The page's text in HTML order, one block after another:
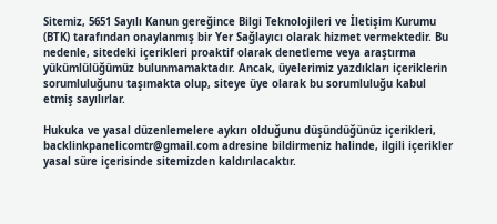
Sitemiz, 5651 Sayılı Kanun gereğince Bilgi Teknolojileri ve İletişim Kurumu
(BTK) tarafından onaylanmış bir Yer Sağlayıcı olarak hizmet vermektedir. Bu
nedenle, sitedeki içerikleri proaktif olarak denetleme veya araştırma
yükümlülüğümüz bulunmamaktadır. Ancak, üyelerimiz yazdıkları içeriklerin
sorumluluğunu taşımakta olup, siteye üye olarak bu sorumluluğu kabul
etmiş sayılırlar.
Hukuka ve yasal düzenlemelere aykırı olduğunu düşündüğünüz içerikleri,
backlinkpanelicomtr@gmail.comadresine bildirmeniz halinde, ilgili içerikler
yasal süre içerisinde sitemizden kaldırılacaktır.